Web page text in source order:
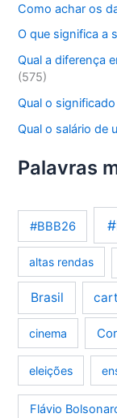
Como achar os
O que significa a
Qual a diferença
(575)
Qual o
Qual o salário de
Palavras
#BBB26
altas rendas
Brasil
cinema
eleições
Flávio